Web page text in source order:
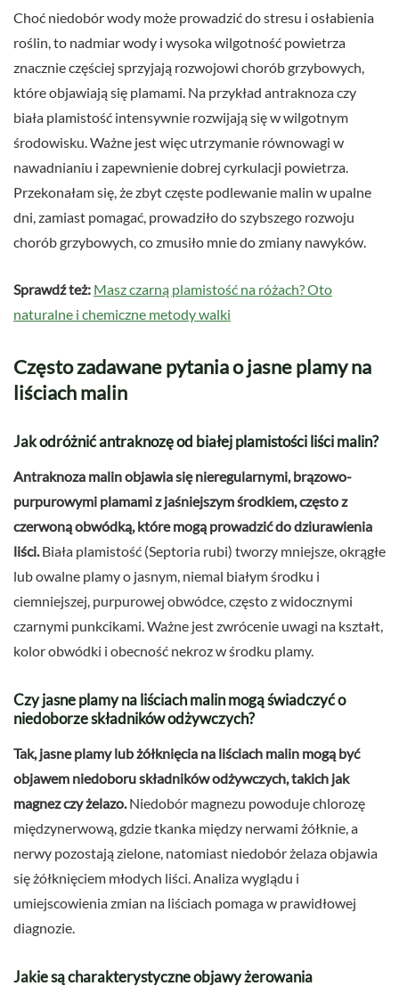
Choć niedobór wody może prowadzić do stresu i osłabienia
roślin, to nadmiar wody i wysoka wilgotność powietrza
znacznie częściej sprzyjają rozwojowi chorób grzybowych,
które objawiają się plamami. Na przykład antraknoza czy
biała plamistość intensywnie rozwijają się w wilgotnym
środowisku. Ważne jest więc utrzymanie równowagi w
nawadnianiu i zapewnienie dobrej cyrkulacji powietrza.
Przekonałam się, że zbyt częste podlewanie malin w upalne
dni, zamiast pomagać, prowadziło do szybszego rozwoju
chorób grzybowych, co zmusiło mnie do zmiany nawyków.
Sprawdź też: Masz czarną plamistość na różach? Oto
naturalne i chemiczne metody walki
Często zadawane pytania o jasne plamy na
liściach malin
Jak odróżnić antraknozę od białej plamistości liści malin?
Antraknoza malin objawia się nieregularnymi, brązowo-
purpurowymi plamami z jaśniejszym środkiem, często z
czerwoną obwódką, które mogą prowadzić do dziurawienia
liści. Biała plamistość (Septoria rubi) tworzy mniejsze, okrągłe
lub owalne plamy o jasnym, niemal białym środku i
ciemniejszej, purpurowej obwódce, często z widocznymi
czarnymi punkcikami. Ważne jest zwrócenie uwagi na kształt,
kolor obwódki i obecność nekroz w środku plamy.
Czy jasne plamy na liściach malin mogą świadczyć o
niedoborze składników odżywczych?
Tak, jasne plamy lub żółknięcia na liściach malin mogą być
objawem niedoboru składników odżywczych, takich jak
magnez czy żelazo. Niedobór magnezu powoduje chlorozę
międzynerwową, gdzie tkanka między nerwami żółknie, a
nerwy pozostają zielone, natomiast niedobór żelaza objawia
się żółknięciem młodych liści. Analiza wyglądu i
umiejscowienia zmian na liściach pomaga w prawidłowej
diagnozie.
Jakie są charakterystyczne objawy żerowania